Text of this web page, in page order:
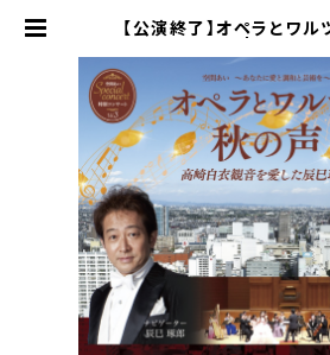
【公演終了】オペラとワル